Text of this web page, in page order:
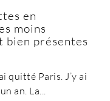
en
moins
bien présentes
quitté Paris. J’y ai
an. La...